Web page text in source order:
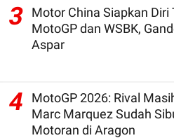
3
Motor China Siapkan Diri
MotoGP dan WSBK,
Aspar
4
MotoGP 2026: Rival
Marc Marquez Sudah
Motoran di Aragon